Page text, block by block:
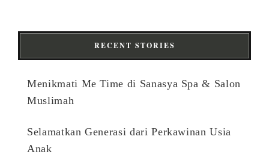
RECENT STORIES
Menikmati Me Time di Sanasya Spa & Salon
Muslimah
Selamatkan Generasi dari Perkawinan Usia
Anak